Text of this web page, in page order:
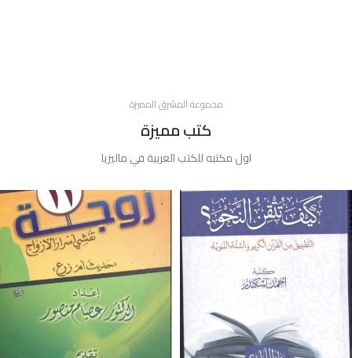
مجموعة المشرق المميزة
كتب مميزة
اول مكتبه للكتب العربية في ماليزيا